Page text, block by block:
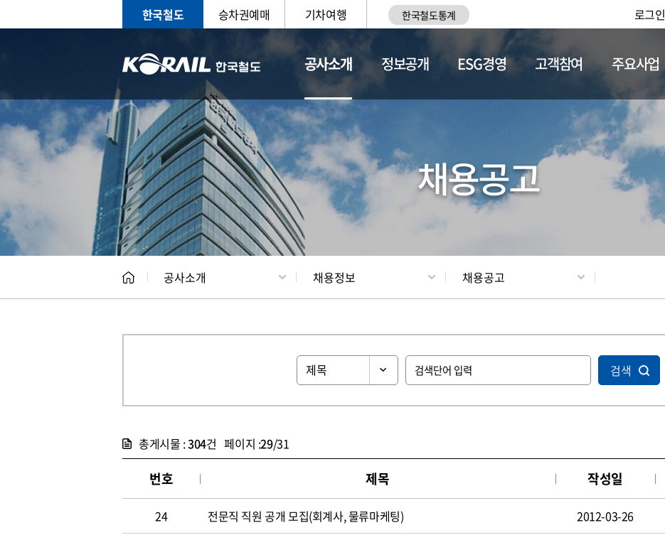
한국철도 승차권예매 기차여행 한국철도통계 로그인
공사소개
CEO 일반현황 채용정보
정보공개 ESG경영 고객참여 주요사업
채용공고
공사소개 채용정보 채용공고
검색
총게시물 :304건 페이지 :29/31
번호 제목 작성일
24 전문직 직원 공개 모집(회계사, 물류마케팅) 2012-03-26